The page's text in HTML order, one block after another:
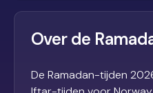
Over de
De Ramadan-tijden